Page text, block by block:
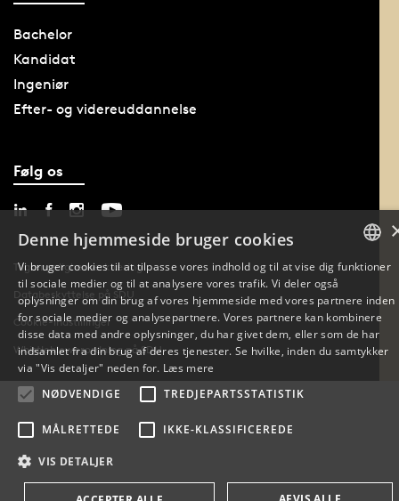
Bachelor
Kandidat
Ingeniør
Efter- og videreuddannelse
Følg os
Tilgængelighedserklæring
Databeskyttelse på SDU
Cookie-indstillinger
Whistleblowerordning på SDU
ENGLISH
Denne hjemmeside bruger cookies
Vi bruger cookies til at tilpasse vores indhold og til at vise dig funktioner
til sociale medier og til at analysere vores trafik. Vi deler også
oplysninger om din brug af vores hjemmeside med vores partnere inden
for sociale medier og analysepartnere. Vores partnere kan kombinere
disse data med andre oplysninger, du har givet dem, eller som de har
indsamlet fra din brug af deres tjenester. Se hvilke, inden du samtykker
via "Vis detaljer" neden for. Læs mere
NØDVENDIGE
TREDJEPARTSSTATISTIK
MÅLRETTEDE IKKE-KLASSIFICEREDE
VIS DETALJER